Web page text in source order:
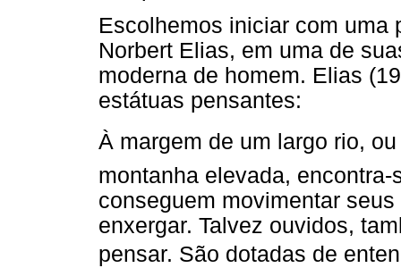
Escolhemos iniciar com uma
Norbert Elias, em uma de
moderna de homem. Elias
estátuas pensantes:
À margem de um largo rio,
montanha elevada,
conseguem movimentar
enxergar. Talvez ouvidos,
pensar. São dotadas de